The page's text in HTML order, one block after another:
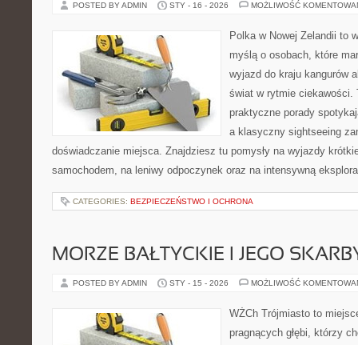
POSTED BY ADMIN STY - 16 - 2026 MOŻLIWOŚĆ
Polka w Nowej Zelandii to
myślą o osobach, które
wyjazd do kraju kangurów
świat w rytmie ciekawości.
praktyczne porady
a klasyczny sightseeing
doświadczanie miejsca. Znajdziesz tu pomysły na wyjazdy
samochodem, na leniwy odpoczynek oraz na intensywną
CATEGORIES: BEZPIECZEŃSTWO I OCHRONA
MORZE BAŁTYCKIE I JEGO
POSTED BY ADMIN STY - 15 - 2026 MOŻLIWOŚĆ
WŻCh Trójmiasto to
pragnących głębi, którzy